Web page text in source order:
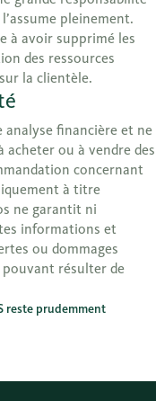
pleinement.
à avoir supprimé les
des ressources
la clientèle.
analyse financière et ne
ou à vendre des
concernant
à titre
ne garantit ni
informations et
ou dommages
résulter de
reste prudemment